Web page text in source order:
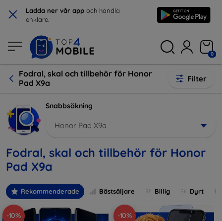
× Ladda ner vår app och handla
enklare.
0
Fodral, skal och tillbehör för Honor
Pad X9a
Filter
Snabbsökning
Honor Pad X9a
Fodral, skal och tillbehör för Honor
Pad X9a
Rekommenderade Bästsäljare Billig Dyrt
-10% -10%